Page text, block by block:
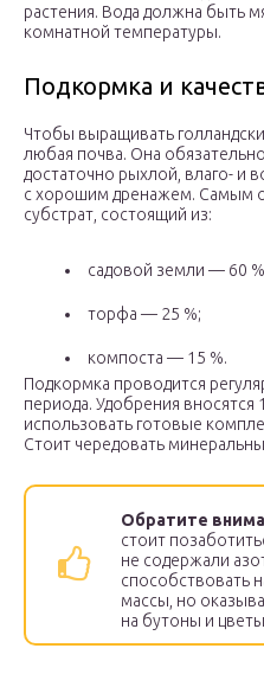
растения. Вода должна быть
комнатной температуры.
Подкормка и
Чтобы выращивать
любая почва. Она
достаточно рыхлой, влаго- и
с хорошим дренажем. Самым
субстрат, состоящий из:
садовой земли — 60
торфа — 25 %;
компоста — 15 %.
Подкормка проводится
периода. Удобрения вносятся
использовать готовые
Стоит чередовать
Обратите
стоит
не содержали
способствовать
массы, но
на бутоны и